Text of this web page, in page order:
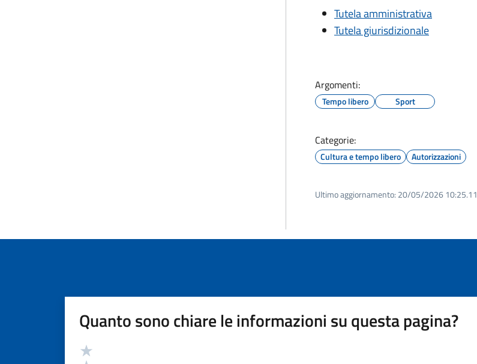
Tutela amministrativa
Tutela giurisdizionale
Argomenti:
Tempo libero Sport
Categorie:
Cultura e tempo libero Autorizzazioni
Ultimo aggiornamento: 20/05/2026 10:25.11
Quanto sono chiare le informazioni su questa pagina?
Valutazione